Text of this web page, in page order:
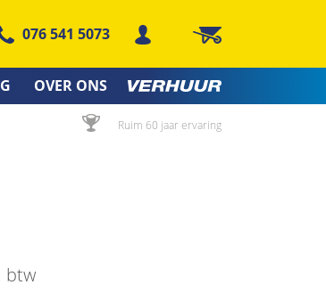
076 541 5073 Winkelwagen
OVER ONS
Ruim 60 jaar ervaring
btw